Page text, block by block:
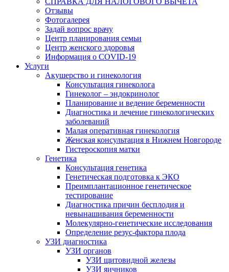
Отзывы
Фотогалерея
Задай вопрос врачу
Центр планирования семьи
Центр женского здоровья
Информация о COVID-19
Услуги
Акушерство и гинекология
Консультация гинеколога
Гинеколог – эндокринолог
Планирование и ведение беременности
Диагностика и лечение гинекологических
заболеваний
Малая оперативная гинекология
Женская консультация в Нижнем Новгороде
Гистероскопия матки
Генетика
Консультация генетика
Генетическая подготовка к ЭКО
Преимплантационное генетическое
тестирование
Диагностика причин бесплодия и
невынашивания беременности
Молекулярно-генетические исследования
Определение резус-фактора плода
УЗИ диагностика
УЗИ органов
УЗИ щитовидной железы
УЗИ яичников